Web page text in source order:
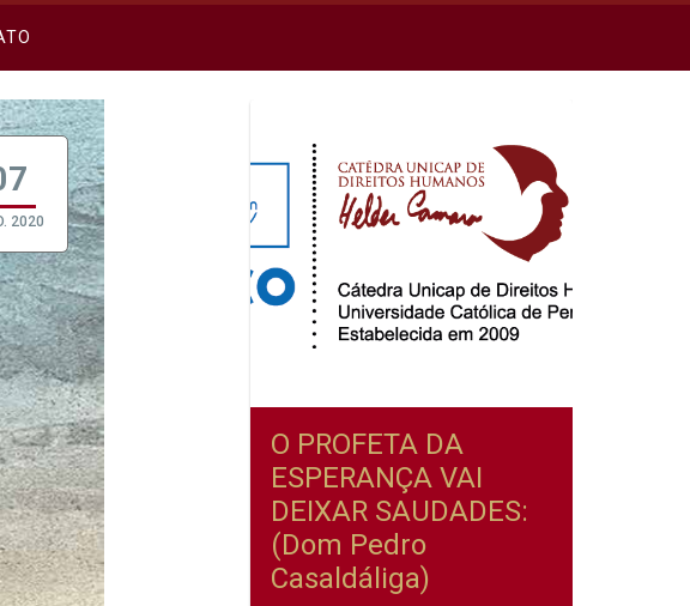
2020
O PROFETA DA
ESPERANÇA VAI
DEIXAR SAUDADES:
(Dom Pedro
Casaldáliga)